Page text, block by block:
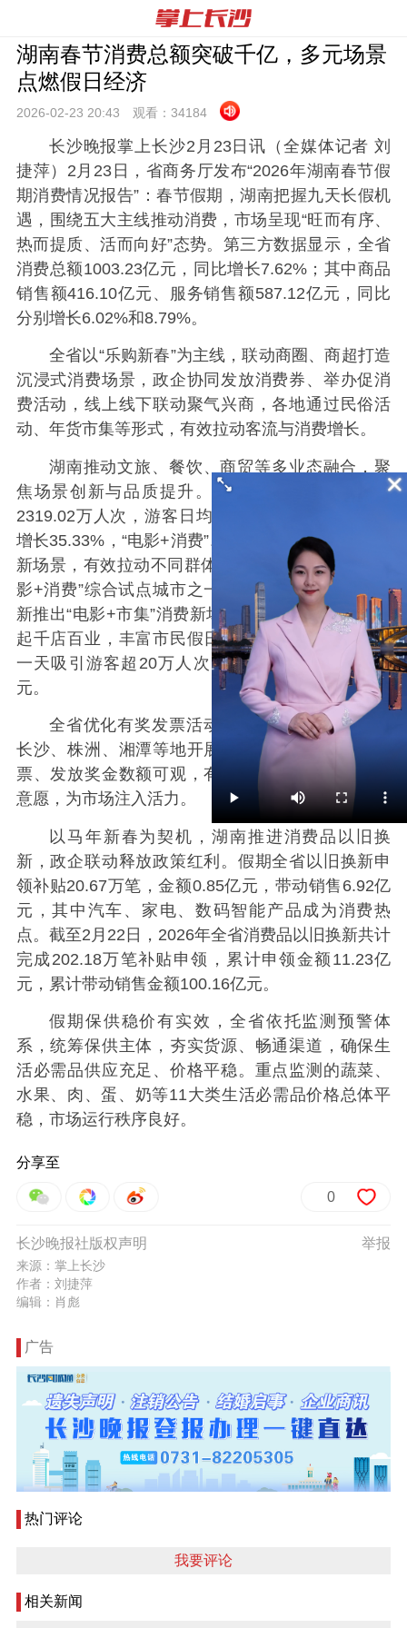
湖南春节消费总额突破千亿，多元场景
点燃假日经济
2026-02-23 20:43 观看： 34184
长沙晚报掌上长沙2月23日讯（全媒体记者 刘
捷萍）2月23日，省商务厅发布“2026年湖南春节假
期消费情况报告”：春节假期，湖南把握九天长假机
遇，围绕五大主线推动消费，市场呈现“旺而有序、
热而提质、活而向好”态势。第三方数据显示，全省
消费总额1003.23亿元，同比增长7.62%；其中商品
销售额416.10亿元、服务销售额587.12亿元，同比
分别增长6.02%和8.79%。
全省以“乐购新春”为主线，联动商圈、商超打造
沉浸式消费场景，政企协同发放消费券、举办促消
费活动，线上线下联动聚气兴商，各地通过民俗活
动、年货市集等形式，有效拉动客流与消费增长。
湖南推动文旅、餐饮、商贸等多业态融合，聚
焦场景创新与品质提升。假期全省日均接待游客
2319.02万人次，游客日均消费额57.23亿元，同比
增长35.33%，“电影+消费”、非遗体验、电竞融合等
新场景，有效拉动不同群体消费。长沙作为首批“电
影+消费”综合试点城市之一，借春节观影热潮，创
新推出“电影+市集”消费新场景，用一张电影票，串
起千店百业，丰富市民假日生活。浏阳市新年烟花
一天吸引游客超20万人次，拉动综合消费逾2.5亿
元。
全省优化有奖发票活动规则，拓宽参与范围，
长沙、株洲、湘潭等地开展相关活动，累计提交发
票、发放奖金数额可观，有效激发消费热情和开票
意愿，为市场注入活力。
以马年新春为契机，湖南推进消费品以旧换
新，政企联动释放政策红利。假期全省以旧换新申
领补贴20.67万笔，金额0.85亿元，带动销售6.92亿
元，其中汽车、家电、数码智能产品成为消费热
点。截至2月22日，2026年全省消费品以旧换新共计
完成202.18万笔补贴申领，累计申领金额11.23亿
元，累计带动销售金额100.16亿元。
假期保供稳价有实效，全省依托监测预警体
系，统筹保供主体，夯实货源、畅通渠道，确保生
活必需品供应充足、价格平稳。重点监测的蔬菜、
水果、肉、蛋、奶等11大类生活必需品价格总体平
稳，市场运行秩序良好。
分享至
0
举报
长沙晚报社版权声明
来源：掌上长沙
作者：刘捷萍
编辑：肖彪
广告
热门评论
我要评论
相关新闻